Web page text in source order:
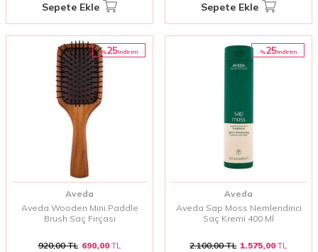
Sepete Ekle Sepete Ekle
%25i̇ndirim
Aveda
Aveda Wooden Mini Paddle
Brush Saç Fırçası
920,00TL 690,00TL
%25i̇ndirim
Aveda
Aveda Sap Moss Nemlendirici
Saç Kremi 400 Ml
2.100,00TL 1.575,00 TL